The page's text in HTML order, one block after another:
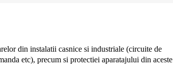
din instalatii casnice si industriale (circuite de
etc), precum si protectiei aparatajului din aceste